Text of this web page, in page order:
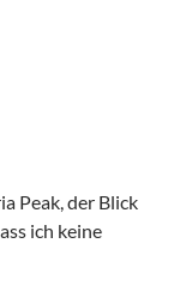
Peak, der Blick
ich keine